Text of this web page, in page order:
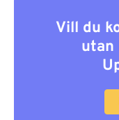
Vill du
utan